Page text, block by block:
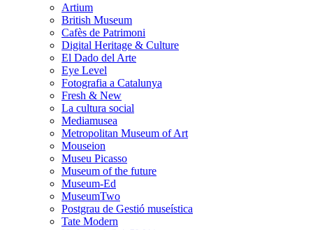
Artium
British Museum
Cafès de Patrimoni
Digital Heritage & Culture
El Dado del Arte
Eye Level
Fotografia a Catalunya
Fresh & New
La cultura social
Mediamusea
Metropolitan Museum of Art
Mouseion
Museu Picasso
Museum of the future
Museum-Ed
MuseumTwo
Postgrau de Gestió museística
Tate Modern